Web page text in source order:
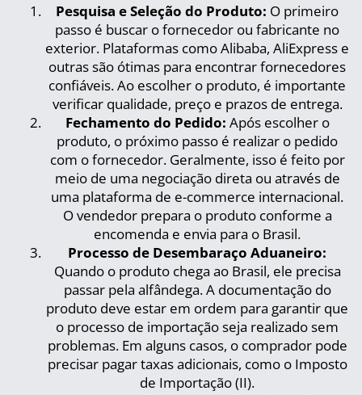
Pesquisa e Seleção do Produto: O primeiro
passo é buscar o fornecedor ou fabricante no
exterior. Plataformas como Alibaba, AliExpress e
outras são ótimas para encontrar fornecedores
confiáveis. Ao escolher o produto, é importante
verificar qualidade, preço e prazos de entrega.
Fechamento do Pedido: Após escolher o
produto, o próximo passo é realizar o pedido
com o fornecedor. Geralmente, isso é feito por
meio de uma negociação direta ou através de
uma plataforma de e-commerce internacional.
O vendedor prepara o produto conforme a
encomenda e envia para o Brasil.
Processo de Desembaraço Aduaneiro:
Quando o produto chega ao Brasil, ele precisa
passar pela alfândega. A documentação do
produto deve estar em ordem para garantir que
o processo de importação seja realizado sem
problemas. Em alguns casos, o comprador pode
precisar pagar taxas adicionais, como o Imposto
de Importação (II).